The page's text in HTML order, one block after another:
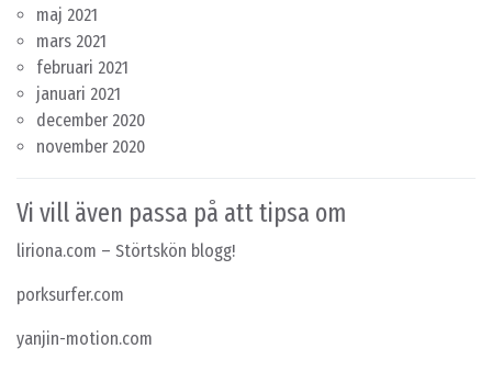
maj 2021
mars 2021
februari 2021
januari 2021
december 2020
november 2020
Vi vill även passa på att tipsa om
liriona.com – Störtskön blogg!
porksurfer.com
yanjin-motion.com